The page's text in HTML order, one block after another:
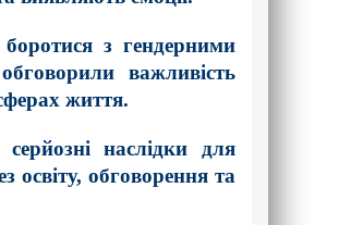
з гендерними
важливість
життя.
наслідки для
освіту, обговорення та